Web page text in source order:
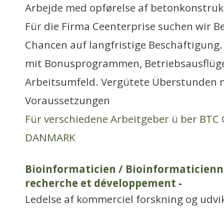
Arbejde med opførelse af
Für die Firma Ceenterprise suchen wir
Chancen auf langfristige
mit Bonusprogrammen,
Arbeitsumfeld. Vergütete Überstunden
Voraussetzungen
Für verschiedene Arbeitgeber ü ber BTC
DANMARK
Bioinformaticien /
recherche et développement -
Ledelse af kommerciel forskning og